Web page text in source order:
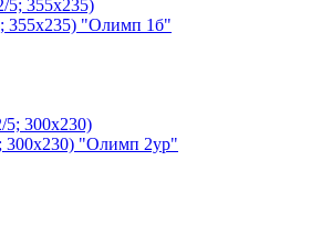
"Олимп 1б"
"Олимп 2ур"